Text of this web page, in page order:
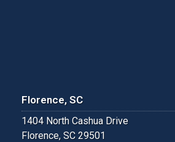
Florence, SC
1404 North Cashua Drive
Florence, SC 29501